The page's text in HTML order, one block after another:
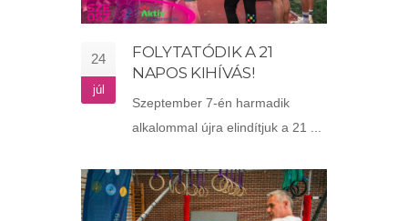
24
júl
FOLYTATÓDIK A 21
NAPOS KIHÍVÁS!
Szeptember 7-én harmadik
alkalommal újra elindítjuk a 21 ...